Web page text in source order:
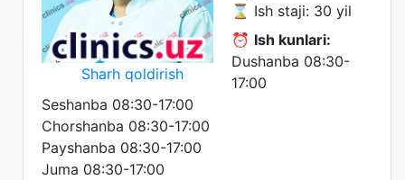
Sharh qoldirish
⌛ Ish staji: 30 yil
⏰ Ish kunlari:
Dushanba 08:30-
17:00
Seshanba 08:30-17:00
Chorshanba 08:30-17:00
Payshanba 08:30-17:00
Juma 08:30-17:00